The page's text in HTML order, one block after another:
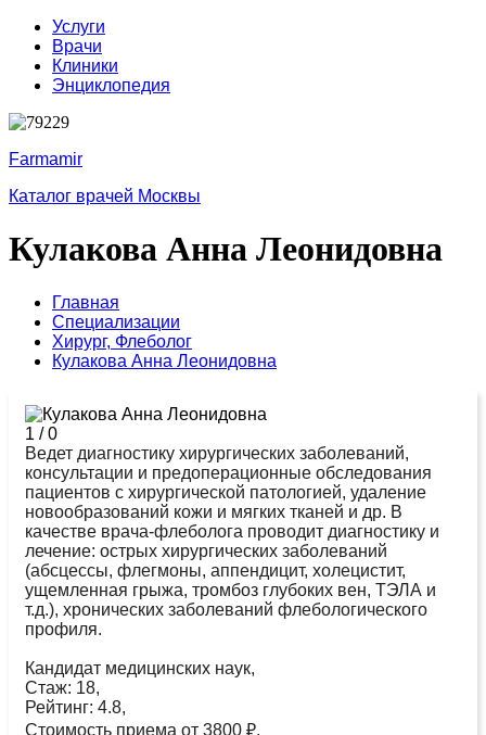
Услуги
Врачи
Клиники
Энциклопедия
Farmamir
Каталог врачей Москвы
Кулакова Анна Леонидовна
Главная
Специализации
Хирург, Флеболог
Кулакова Анна Леонидовна
1 /0
Ведет диагностику хирургических заболеваний,
консультации и предоперационные обследования
пациентов с хирургической патологией, удаление
новообразований кожи и мягких тканей и др. В
качестве врача-флеболога проводит диагностику и
лечение: острых хирургических заболеваний
(абсцессы, флегмоны, аппендицит, холецистит,
ущемленная грыжа, тромбоз глубоких вен, ТЭЛА и
т.д.), хронических заболеваний флебологического
профиля.
Кандидат медицинских наук,
Стаж: 18,
Рейтинг: 4.8,
Стоимость приема от 3800 ₽.